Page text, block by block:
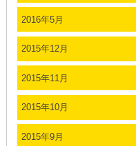
2016年5月
2015年12月
2015年11月
2015年10月
2015年9月